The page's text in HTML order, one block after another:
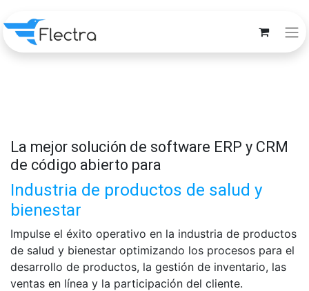
La mejor solución de software ERP y CRM
de código abierto para
Industria de productos de salud y
bienestar
Impulse el éxito operativo en la industria de productos
de salud y bienestar optimizando los procesos para el
desarrollo de productos, la gestión de inventario, las
ventas en línea y la participación del cliente.